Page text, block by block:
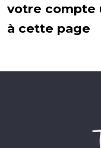
votre compte
à cette page